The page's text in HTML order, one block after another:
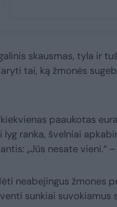
skausmas, tyla ir
tai, ką žmonės
paaukotas
ranka, švelniai
„Jūs nesate vieni.“
neabejingus žmones
sunkiai suvokiamus